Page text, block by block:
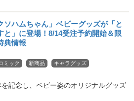
ソハムちゃん」ベビーグッズが「と
と」に登場！8/14受注予約開始＆限
典情報
ミック 新商品
キャラグッズ
を記念し、ベビー姿のオリジナルグッズ